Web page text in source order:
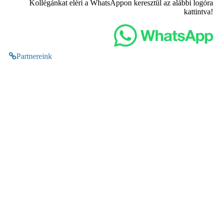
Kollégánkat eléri a WhatsAppon keresztül az alábbi logóra
kattintva!
Partnereink